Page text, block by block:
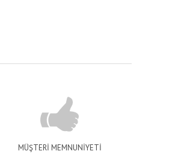
MÜŞTERİ MEMNUNİYETİ